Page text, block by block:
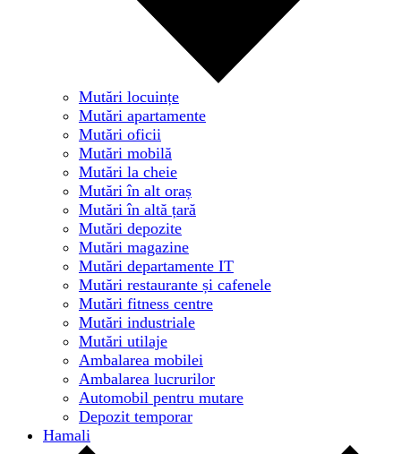
Mutări locuințe
Mutări apartamente
Mutări oficii
Mutări mobilă
Mutări la cheie
Mutări în alt oraș
Mutări în altă țară
Mutări depozite
Mutări magazine
Mutări departamente IT
Mutări restaurante și cafenele
Mutări fitness centre
Mutări industriale
Mutări utilaje
Ambalarea mobilei
Ambalarea lucrurilor
Automobil pentru mutare
Depozit temporar
Hamali